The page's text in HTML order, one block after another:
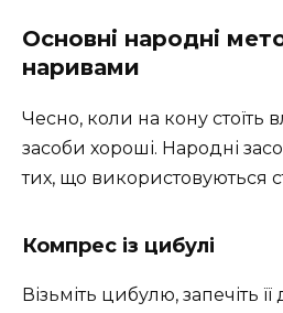
Основні народні
наривами
Чесно, коли на кону стоїть
засоби хороші. Народні
тих, що використовуються
Компрес із цибулі
Візьміть цибулю, запечіть її